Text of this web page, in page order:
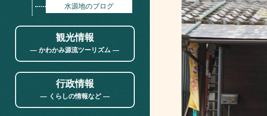
水源地のブログ
観光情報
― かわかみ源流ツーリズム ―
行政情報
― くらしの情報など ―